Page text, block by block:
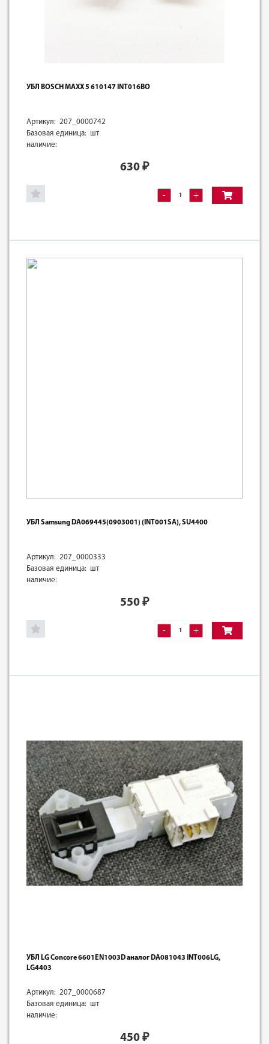
УБЛ BOSCH MAXX 5 610147 INT016BO
Артикул: 207_0000742
Базовая единица: шт
наличие:
630 ₽
- +
УБЛ Samsung DА069445(0903001) (INT001SA), SU4400
Артикул: 207_0000333
Базовая единица: шт
наличие:
550 ₽
- +
УБЛ LG Concore 6601EN1003D аналог DA081043 INT006LG,
LG4403
Артикул: 207_0000687
Базовая единица: шт
наличие:
450 ₽